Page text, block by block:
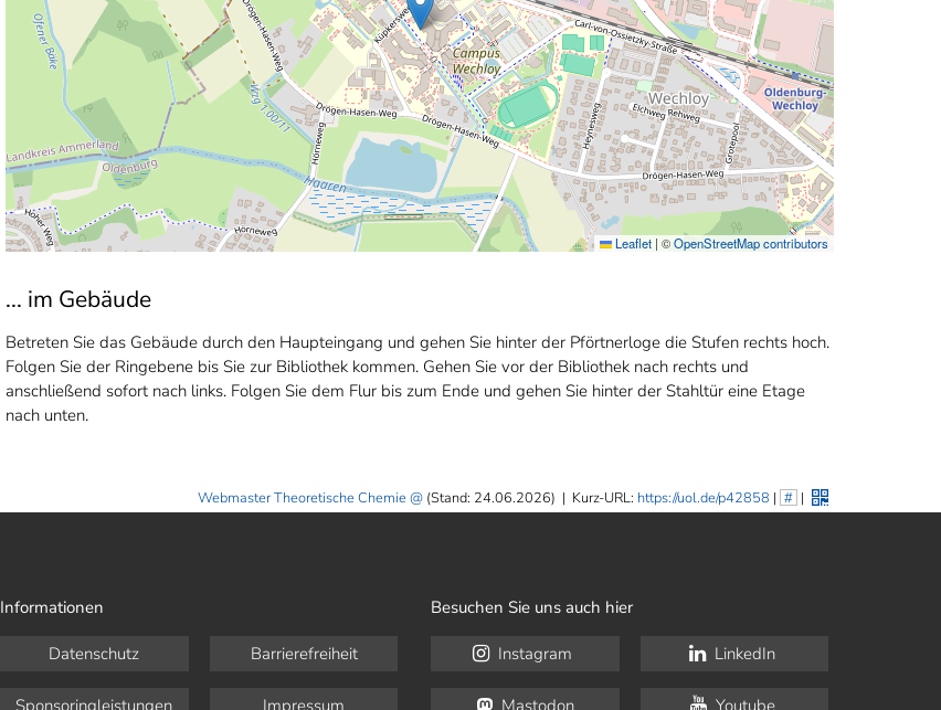
Leaflet | ©OpenStreetMap contributors
... im Gebäude
Betreten Sie das Gebäude durch den Haupteingang und gehen Sie hinter der Pförtnerloge die Stufen rechts hoch.
Folgen Sie der Ringebene bis Sie zur Bibliothek kommen. Gehen Sie vor der Bibliothek nach rechts und
anschließend sofort nach links. Folgen Sie dem Flur bis zum Ende und gehen Sie hinter der Stahltür eine Etage
nach unten.
Webmaster Theoretische Chemie (Stand: 24.06.2026) | Kurz-URL: https://uol.de/p42858 | # |
Informationen
Datenschutz Barrierefreiheit
Sponsoringleistungen Impressum
Besuchen Sie uns auch hier
Instagram LinkedIn
Mastodon Youtube